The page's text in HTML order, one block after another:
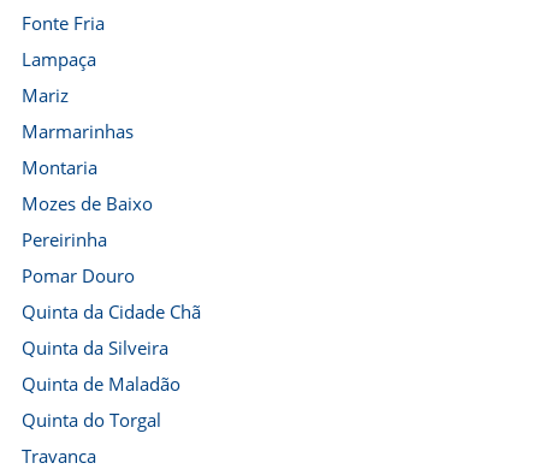
Fonte Fria
Lampaça
Mariz
Marmarinhas
Montaria
Mozes de Baixo
Pereirinha
Pomar Douro
Quinta da Cidade Chã
Quinta da Silveira
Quinta de Maladão
Quinta do Torgal
Travanca